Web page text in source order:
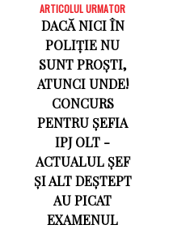
ARTICOLUL URMATOR
DACĂ NICI ÎN
POLIȚIE NU
SUNT PROȘTI,
ATUNCI UNDE!
CONCURS
PENTRU ȘEFIA
IPJ OLT -
ACTUALUL ȘEF
ȘI ALT DEȘTEPT
AU PICAT
EXAMENUL